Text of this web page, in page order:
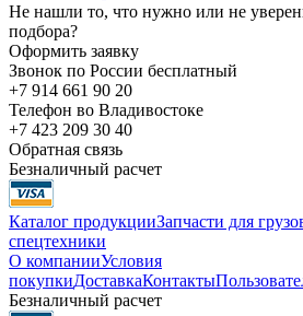
Не нашли то, что нужно или не
подбора?
Оформить заявку
Звонок по России бесплатный
+7 914 661 90 20
Телефон во Владивостоке
+7 423 209 30 40
Обратная связь
Безналичный расчет
Каталог продукцииЗапчасти для
спецтехники
О компанииУсловия
покупкиДоставкаКонтакты
Безналичный расчет